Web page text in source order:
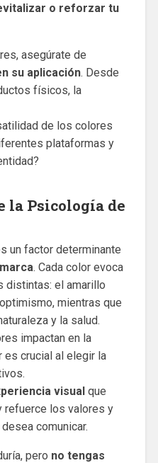
o reforzar tu
asegúrate de
su aplicación. Desde
físicos, la
de los colores
plataformas y
la Psicología de
un factor determinante
. Cada color evoca
distintas: el amarillo
mientras que
y la salud.
impactan en la
crucial al elegir la
visualque
refuerce los valores y
comunicar.
pero no tengas